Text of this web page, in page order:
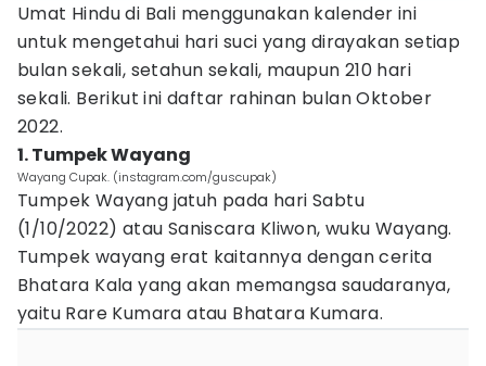
Umat Hindu di Bali menggunakan kalender ini
untuk mengetahui hari suci yang dirayakan setiap
bulan sekali, setahun sekali, maupun 210 hari
sekali. Berikut ini daftar rahinan bulan Oktober
2022.
1. Tumpek Wayang
Wayang Cupak. (instagram.com/guscupak)
Tumpek Wayang jatuh pada hari Sabtu
(1/10/2022) atau Saniscara Kliwon, wuku Wayang.
Tumpek wayang erat kaitannya dengan cerita
Bhatara Kala yang akan memangsa saudaranya,
yaitu Rare Kumara atau Bhatara Kumara.